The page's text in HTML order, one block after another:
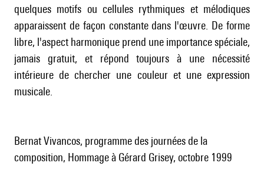
quelques motifs ou cellules rythmiques et mélodiques
apparaissent de façon constante dans l'œuvre. De forme
libre, l'aspect harmonique prend une importance spéciale,
jamais gratuit, et répond toujours à une nécessité
intérieure de chercher une couleur et une expression
musicale.
Bernat Vivancos, programme des journées de la
composition, Hommage à Gérard Grisey, octobre 1999